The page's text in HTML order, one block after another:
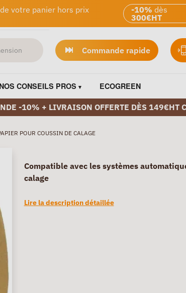
votre panier hors prix
-10% dès
300€HT
Commande rapide
NOS CONSEILS PROS ECOGREEN
-10% + LIVRAISON OFFERTE DÈS 149€HT
POUR COUSSIN DE CALAGE
Compatible avec les systèmes
calage
Lire la description détaillée